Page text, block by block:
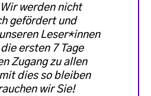
werden nicht
gefördert und
Leser*innen
ersten 7 Tage
Zugang zu allen
dies so bleiben
wir Sie!